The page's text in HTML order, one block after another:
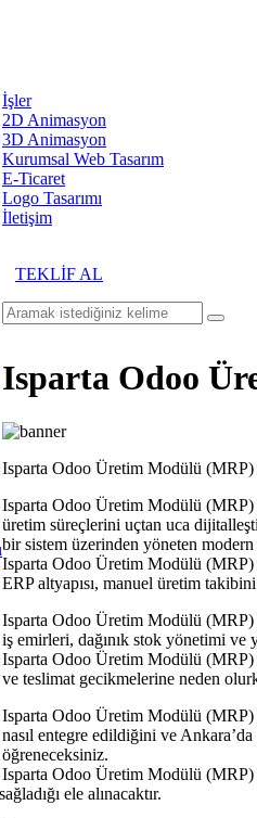
İşler
2D Animasyon
3D Animasyon
Kurumsal Web Tasarım
E-Ticaret
Logo Tasarımı
İletişim
TEKLİF AL
Isparta Odoo
Isparta Odoo Üretim Modülü
Isparta Odoo Üretim Modülü
üretim süreçlerini uçtan uca
bir sistem üzerinden yöneten
Isparta Odoo Üretim Modülü
ERP altyapısı, manuel üretim
Isparta Odoo Üretim Modülü (MRP)
iş emirleri, dağınık stok yönetimi ve
Isparta Odoo Üretim Modülü (MRP)
ve teslimat gecikmelerine neden
Isparta Odoo Üretim Modülü (MRP)
nasıl entegre edildiğini ve
öğreneceksiniz.
Isparta Odoo Üretim Modülü (MRP)
ele alınacaktır.